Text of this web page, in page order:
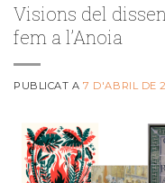
Visions del
fem a l’Anoia
PUBLICAT A7 D'ABRIL DE